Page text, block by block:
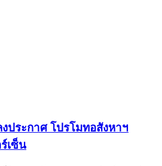
ประกาศ โปรโมทอสังหาฯ
เซ็น